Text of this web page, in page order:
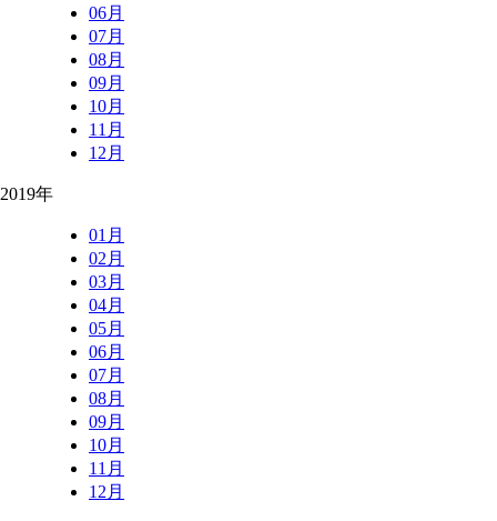
06月
07月
08月
09月
10月
11月
12月
2019年
01月
02月
03月
04月
05月
06月
07月
08月
09月
10月
11月
12月